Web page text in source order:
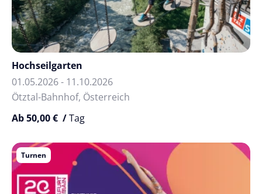
Hochseilgarten
01.05.2026 - 11.10.2026
Ötztal-Bahnhof, Österreich
Ab 50,00 € /Tag
Turnen